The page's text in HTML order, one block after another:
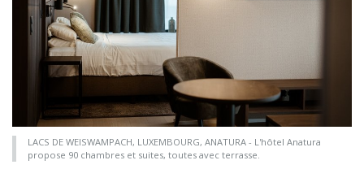
LACS DE WEISWAMPACH, LUXEMBOURG, ANATURA - L'hôtel Anatura
propose 90 chambres et suites, toutes avec terrasse.